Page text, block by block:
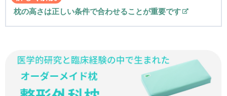
枕の高さは正しい条件で合わせることが重要です